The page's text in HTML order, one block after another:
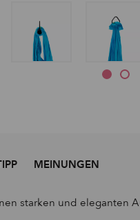
MEINUNGEN
starken und eleganten